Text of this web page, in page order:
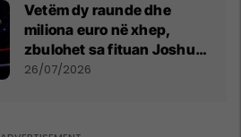
Vetëm dy raunde dhe
miliona euro në xhep,
zbulohet sa fituan Joshua
e Prenga
26/07/2026